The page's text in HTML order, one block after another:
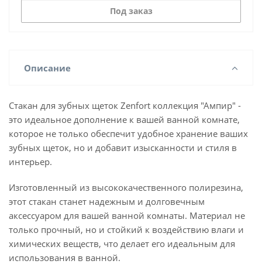
Под заказ
Описание
Стакан для зубных щеток Zenfort коллекция "Ампир" -
это идеальное дополнение к вашей ванной комнате,
которое не только обеспечит удобное хранение ваших
зубных щеток, но и добавит изысканности и стиля в
интерьер.
Изготовленный из высококачественного полирезина,
этот стакан станет надежным и долговечным
аксессуаром для вашей ванной комнаты. Материал не
только прочный, но и стойкий к воздействию влаги и
химических веществ, что делает его идеальным для
использования в ванной.